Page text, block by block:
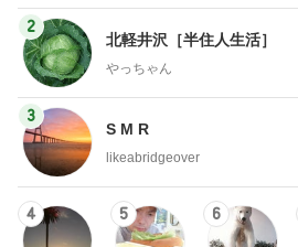
3
likeabridgeover
4
秘密基地
Akinobu Tanig
uchi | Itoshima
Landscape Ph
otographer
埼玉発 おと
なの小探険